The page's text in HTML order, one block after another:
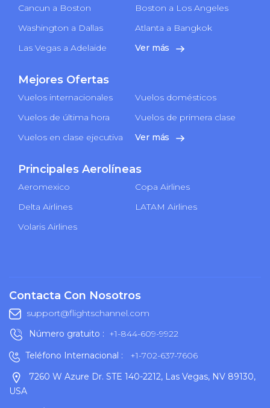
Cancun a Boston
Boston a Los Angeles
Washington a Dallas
Atlanta a Bangkok
Las Vegas a Adelaide
Ver más
Mejores Ofertas
Vuelos internacionales
Vuelos domésticos
Vuelos de última hora
Vuelos de primera clase
Vuelos en clase ejecutiva
Ver más
Principales Aerolíneas
Aeromexico
Copa Airlines
Delta Airlines
LATAM Airlines
Volaris Airlines
Contacta Con Nosotros
support@flightschannel.com
Número gratuito : +1-844-609-9922
Teléfono Internacional :
+1-702-637-7606
7260 W Azure Dr. STE 140-2212, Las Vegas, NV 89130,
USA